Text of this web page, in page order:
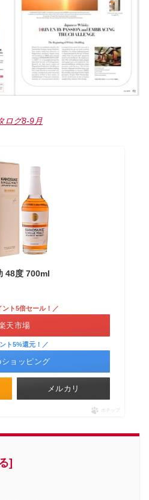
ログ8-9月
48度 700ml
ント5倍セール！／
天市場
ト5%還元！／
ョッピング
メルカリ
ポチップ